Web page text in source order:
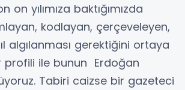
on yılımıza baktığımızda
kodlayan, çerçeveleyen,
algılanması gerektiğini ortaya
profili ile bunun Erdoğan
Tabiri caizse bir gazeteci